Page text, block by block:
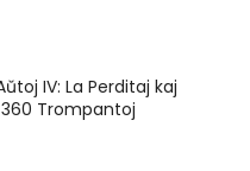
IV: La Perditaj kaj
Trompantoj